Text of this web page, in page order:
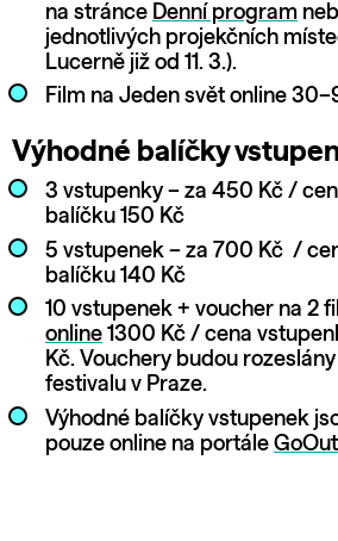
na stránce Denní program
jednotlivých projekčních
Lucerně již od 11. 3.).
Film na Jeden svět online
Výhodné balíčky
3 vstupenky – za 450 Kč /
balíčku 150 Kč
5 vstupenek – za 700 Kč /
balíčku 140 Kč
10 vstupenek + voucher na 2
online 1300 Kč / cena
Kč. Vouchery budou
festivalu v Praze.
Výhodné balíčky vstupenek
pouze online na portále GoOut